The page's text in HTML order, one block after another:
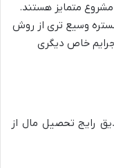
متمایز هستند.
وسیع تری از روش
خاص دیگری
رایج تحصیل مال از